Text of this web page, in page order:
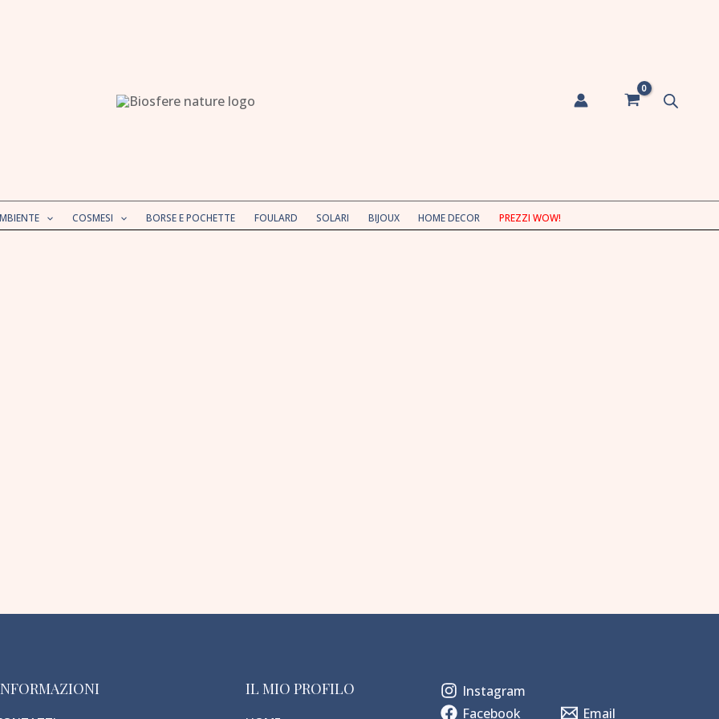
COSMESI BORSE E POCHETTE FOULARD SOLARI BIJOUX HOME DECOR PREZZI WOW!
IL MIO PROFILO
Instagram
Facebook
Email